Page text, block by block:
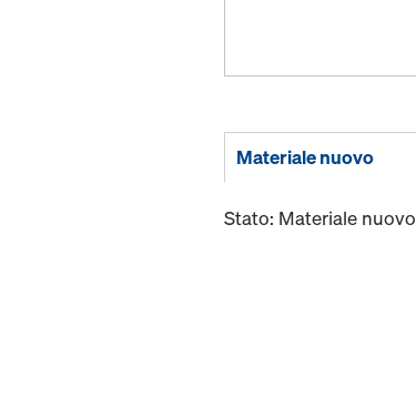
Materiale nuovo
Stato: Materiale nuovo